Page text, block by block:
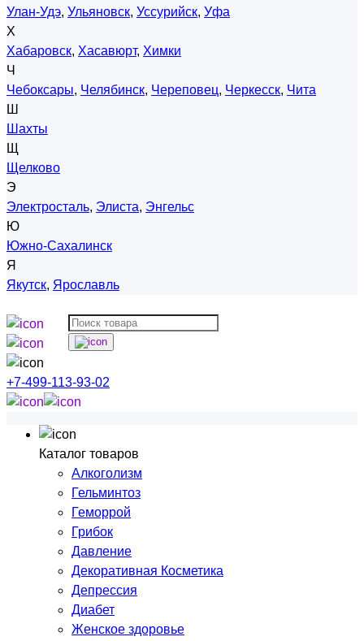
Улан-Удэ, Ульяновск, Уссурийск, Уфа
Х
Хабаровск, Хасавюрт, Химки
Ч
Чебоксары, Челябинск, Череповец, Черкесск, Чита
Ш
Шахты
Щ
Щелково
Э
Электросталь, Элиста, Энгельс
Ю
Южно-Сахалинск
Я
Якутск, Ярославль
+7-499-113-93-02
Каталог товаров
Алкоголизм
Гельминтоз
Геморрой
Грибок
Давление
Декоративная Косметика
Депрессия
Диабет
Женское здоровье